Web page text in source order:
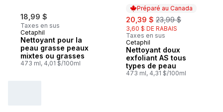
18,99 $
Taxes en sus
Cetaphil
Nettoyant pour la
peau grasse peaux
mixtes ou grasses
473 ml, 4,01 $/100ml
Préparé au Canada
sale:
20,39 $ , formerly:
23,99 $
3,60 $ DE RABAIS
Taxes en sus
Préparé au Canada
Cetaphil
Nettoyant doux
exfoliant AS tous
types de peau
473 ml, 4,31 $/100ml